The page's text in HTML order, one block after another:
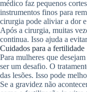
médico faz pequenos
instrumentos finos para
cirurgia pode aliviar a dor
Após a cirurgia, muitas
continua. Isso ajuda a
Cuidados para a fertilidade
Para mulheres que
ser um desafio. O
das lesões. Isso pode
Se a gravidez não